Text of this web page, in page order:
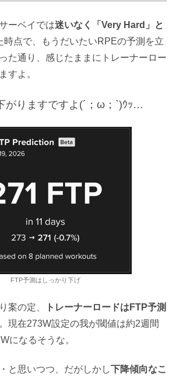
ーベイでは迷いなく「Very Hard」と
時点で、もうだいたいRPEの予測を立
た通り、感じたままにトレーナーロー
すよ。
がりますですよ(´；ω；`)ｳｯ…
FTP予測はしっかり下げ
案の定、
トレーナーロードはFTP予測
現在273W設定の我が閾値は約2週間
になるそうな。
と思いつつ、だがしかし下降傾向なこ